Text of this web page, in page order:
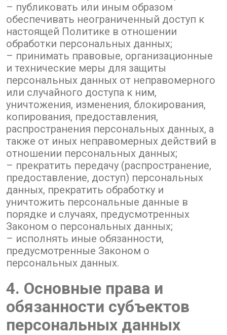
– публиковать или иным образом
обеспечивать неограниченный доступ к
настоящей Политике в отношении
обработки персональных данных;
– принимать правовые, организационные
и технические меры для защиты
персональных данных от неправомерного
или случайного доступа к ним,
уничтожения, изменения, блокирования,
копирования, предоставления,
распространения персональных данных, а
также от иных неправомерных действий в
отношении персональных данных;
– прекратить передачу (распространение,
предоставление, доступ) персональных
данных, прекратить обработку и
уничтожить персональные данные в
порядке и случаях, предусмотренных
Законом о персональных данных;
– исполнять иные обязанности,
предусмотренные Законом о
персональных данных.
4. Основные права и
обязанности субъектов
персональных данных